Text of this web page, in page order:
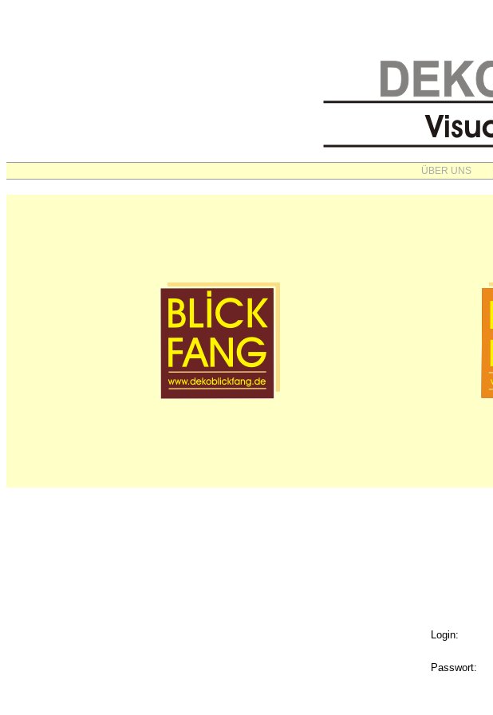
ÜBER UNS
Login:
Passwort: